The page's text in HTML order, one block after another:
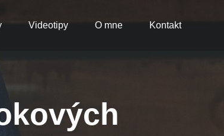
Videotipy O mne Kontakt